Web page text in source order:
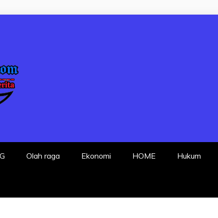
FAKTA
Olah raga Ekonomi HOME Hukum